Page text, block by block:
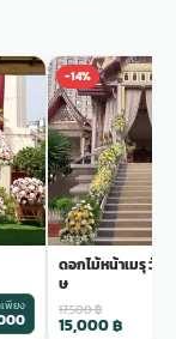
พียง
-14%
ดอกไม้หน้าเมรุ วัดร
ษ
17,500฿
15,000฿